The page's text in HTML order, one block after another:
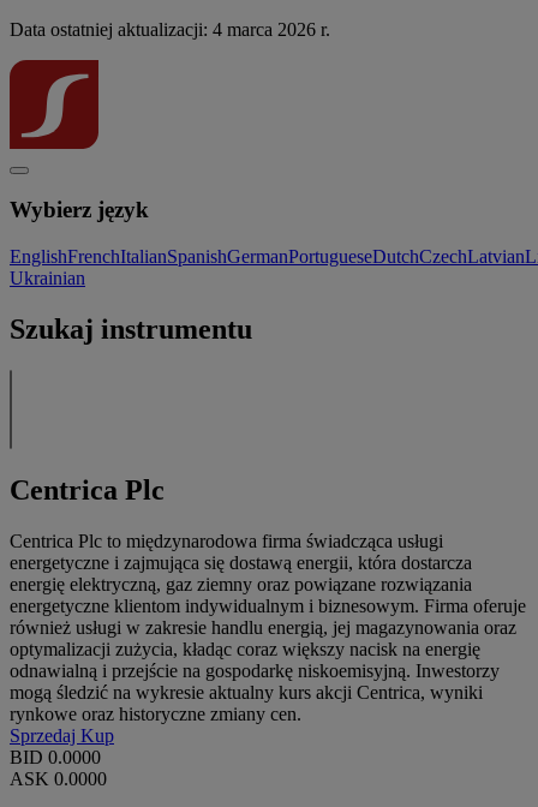
Data ostatniej aktualizacji: 4 marca 2026 r.
Wybierz język
EnglishFrenchItalianSpanishGermanPortugueseDutchCzechLatvian
Ukrainian
Szukaj instrumentu
Centrica Plc
Centrica Plc to międzynarodowa firma świadcząca usługi
energetyczne i zajmująca się dostawą energii, która dostarcza
energię elektryczną, gaz ziemny oraz powiązane rozwiązania
energetyczne klientom indywidualnym i biznesowym. Firma oferuje
również usługi w zakresie handlu energią, jej magazynowania oraz
optymalizacji zużycia, kładąc coraz większy nacisk na energię
odnawialną i przejście na gospodarkę niskoemisyjną. Inwestorzy
mogą śledzić na wykresie aktualny kurs akcji Centrica, wyniki
rynkowe oraz historyczne zmiany cen.
Sprzedaj Kup
BID 0.0000
ASK 0.0000